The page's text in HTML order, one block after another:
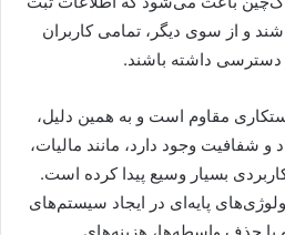
و از سوی دیگر، تمامی کاربران
دسترسی داشته باشند.
مقاوم است و به همین دلیل،
و شفافیت وجود دارد، مانند مالیات،
بسیار وسیع پیدا کرده است.
پایه‌ای در ایجاد سیستم‌های